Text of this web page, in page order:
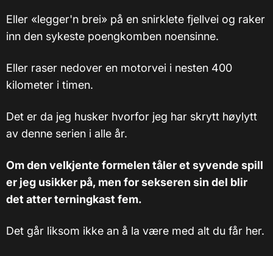
Eller «legger'n brei» på en snirklete fjellvei og raker
inn den sykeste poengkomben noensinne.
Eller raser nedover en motorvei i nesten 400
kilometer i timen.
Det er da jeg husker hvorfor jeg har skrytt høylytt
av denne serien i alle år.
Om den velkjente formelen tåler et syvende spill
er jeg usikker på, men for sekseren sin del blir
det atter terningkast fem.
Det går liksom ikke an å la være med alt du får her.